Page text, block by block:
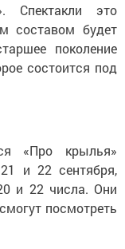
Спектакли это
составом будет
поколение
состоится под
«Про крылья»
и 22 сентября,
и 22 числа. Они
посмотреть